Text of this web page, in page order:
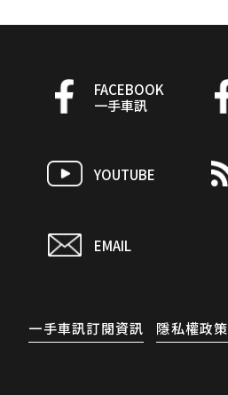
FACEBOOK
一手車訊
YOUTUBE
EMAIL
一手車訊訂閱資訊 隱私權政策